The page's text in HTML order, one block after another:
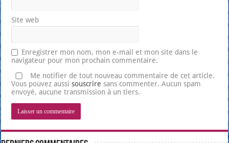
Site web
Enregistrer mon nom, mon e-mail et mon site dans le
navigateur pour mon prochain commentaire.
Me notifier de tout nouveau commentaire de cet article.
Vous pouvez aussisouscrire sans commenter. Aucun spam
envoyé, aucune transmission à un tiers.